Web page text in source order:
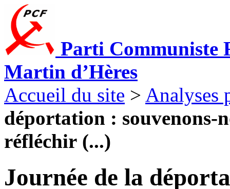
Parti Communiste
Martin d’Hères
Accueil du site > Analyses
déportation : souvenons-
réfléchir (...)
Journée de la